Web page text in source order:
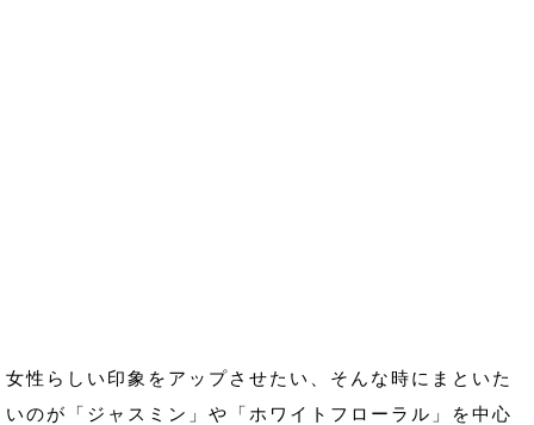
女性らしい印象をアップさせたい、そんな時にまといた
いのが「ジャスミン」や「ホワイトフローラル」を中心